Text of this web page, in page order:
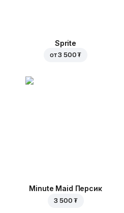
Sprite
от3 500 ₮
Minute Maid Персик
3 500 ₮